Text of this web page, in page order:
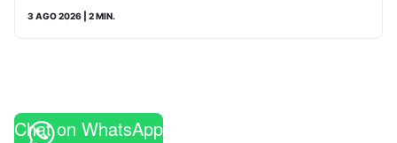
3 AGO 2026 | 2 MIN.
Chat on WhatsApp